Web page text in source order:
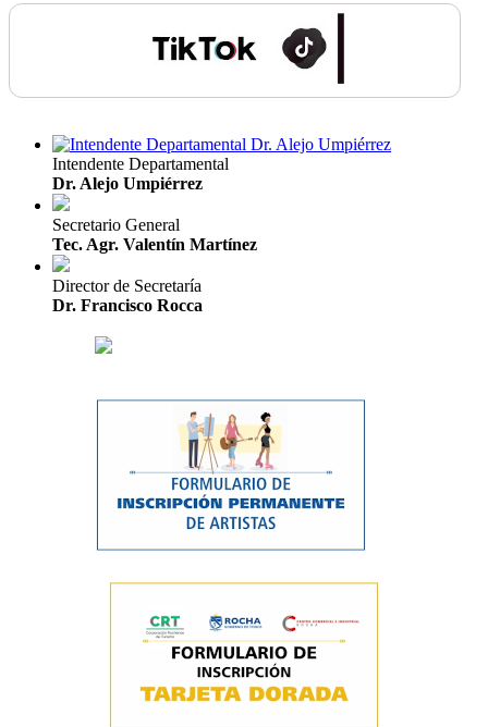
Intendente Departamental
Dr. Alejo Umpiérrez
Secretario General
Tec. Agr. Valentín Martínez
Director de Secretaría
Dr. Francisco Rocca